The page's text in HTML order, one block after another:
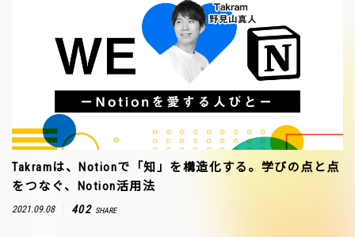
Takramは、Notionで「知」を構造化する。学びの点と点
をつなぐ、Notion活用法
2021.09.08 402 SHARE